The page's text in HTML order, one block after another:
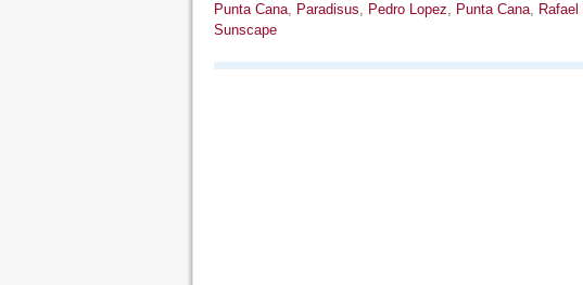
Punta Cana, Paradisus, Pedro Lopez, Punta Cana, Rafael
Sunscape